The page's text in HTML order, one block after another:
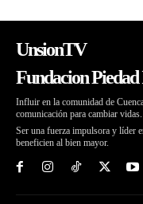
UnsionTV
Fundacion
Influir en la comunidad de
comunicación para cambiar vidas.
Ser una fuerza impulsora y líder
beneficien al bien mayor.